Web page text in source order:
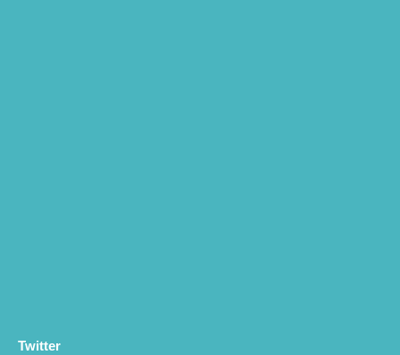
Twitter